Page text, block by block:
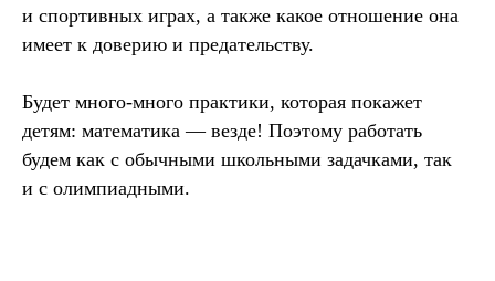
и спортивных играх, а также какое отношение она
имеет к доверию и предательству.
Будет много-много практики, которая покажет
детям: математика — везде! Поэтому работать
будем как с обычными школьными задачками, так
и с олимпиадными.